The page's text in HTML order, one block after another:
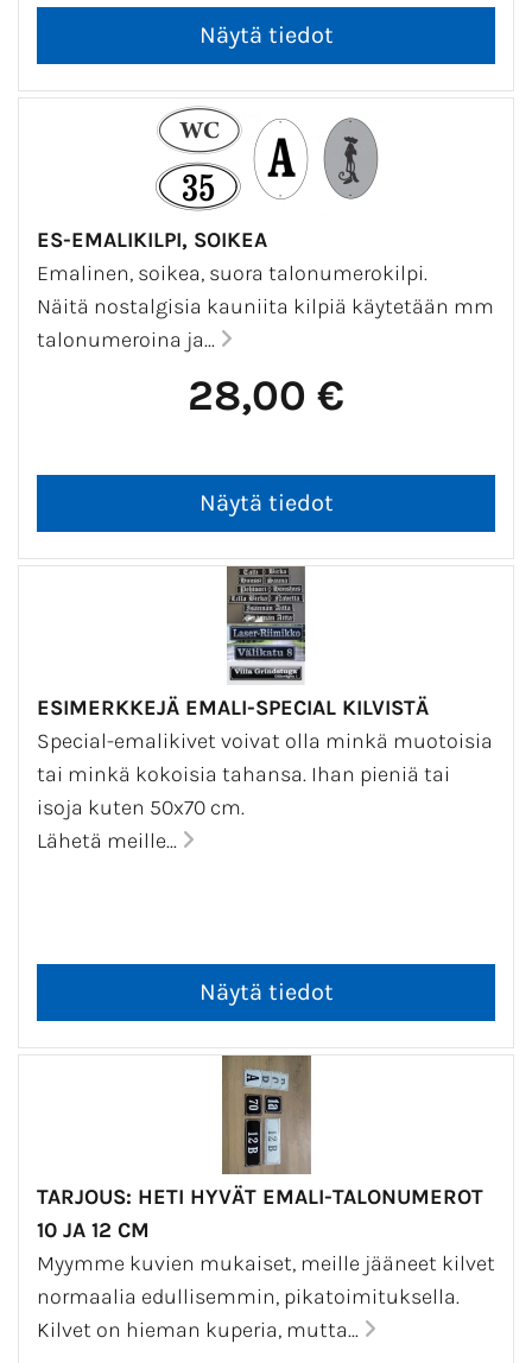
ES-EMALIKILPI, SOIKEA
Emalinen, soikea, suora talonumerokilpi.
Näitä nostalgisia kauniita kilpiä käytetään mm
talonumeroina ja...
28,00 €
ESIMERKKEJÄ EMALI-SPECIAL KILVISTÄ
Special-emalikivet voivat olla minkä muotoisia
tai minkä kokoisia tahansa. Ihan pieniä tai
isoja kuten 50x70 cm.
Lähetä meille...
TARJOUS: HETI HYVÄT EMALI-TALONUMEROT
10 JA 12 CM
Myymme kuvien mukaiset, meille jääneet kilvet
normaalia edullisemmin, pikatoimituksella.
Kilvet on hieman kuperia, mutta...